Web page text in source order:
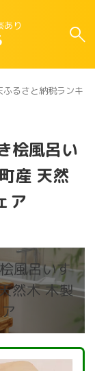
あり
ふるさと納税ランキン
桧風呂い
産 天然
ア
風呂いす
然木 木製